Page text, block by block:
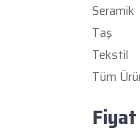
Seramik
Taş
Tekstil
Tüm
Fiyat